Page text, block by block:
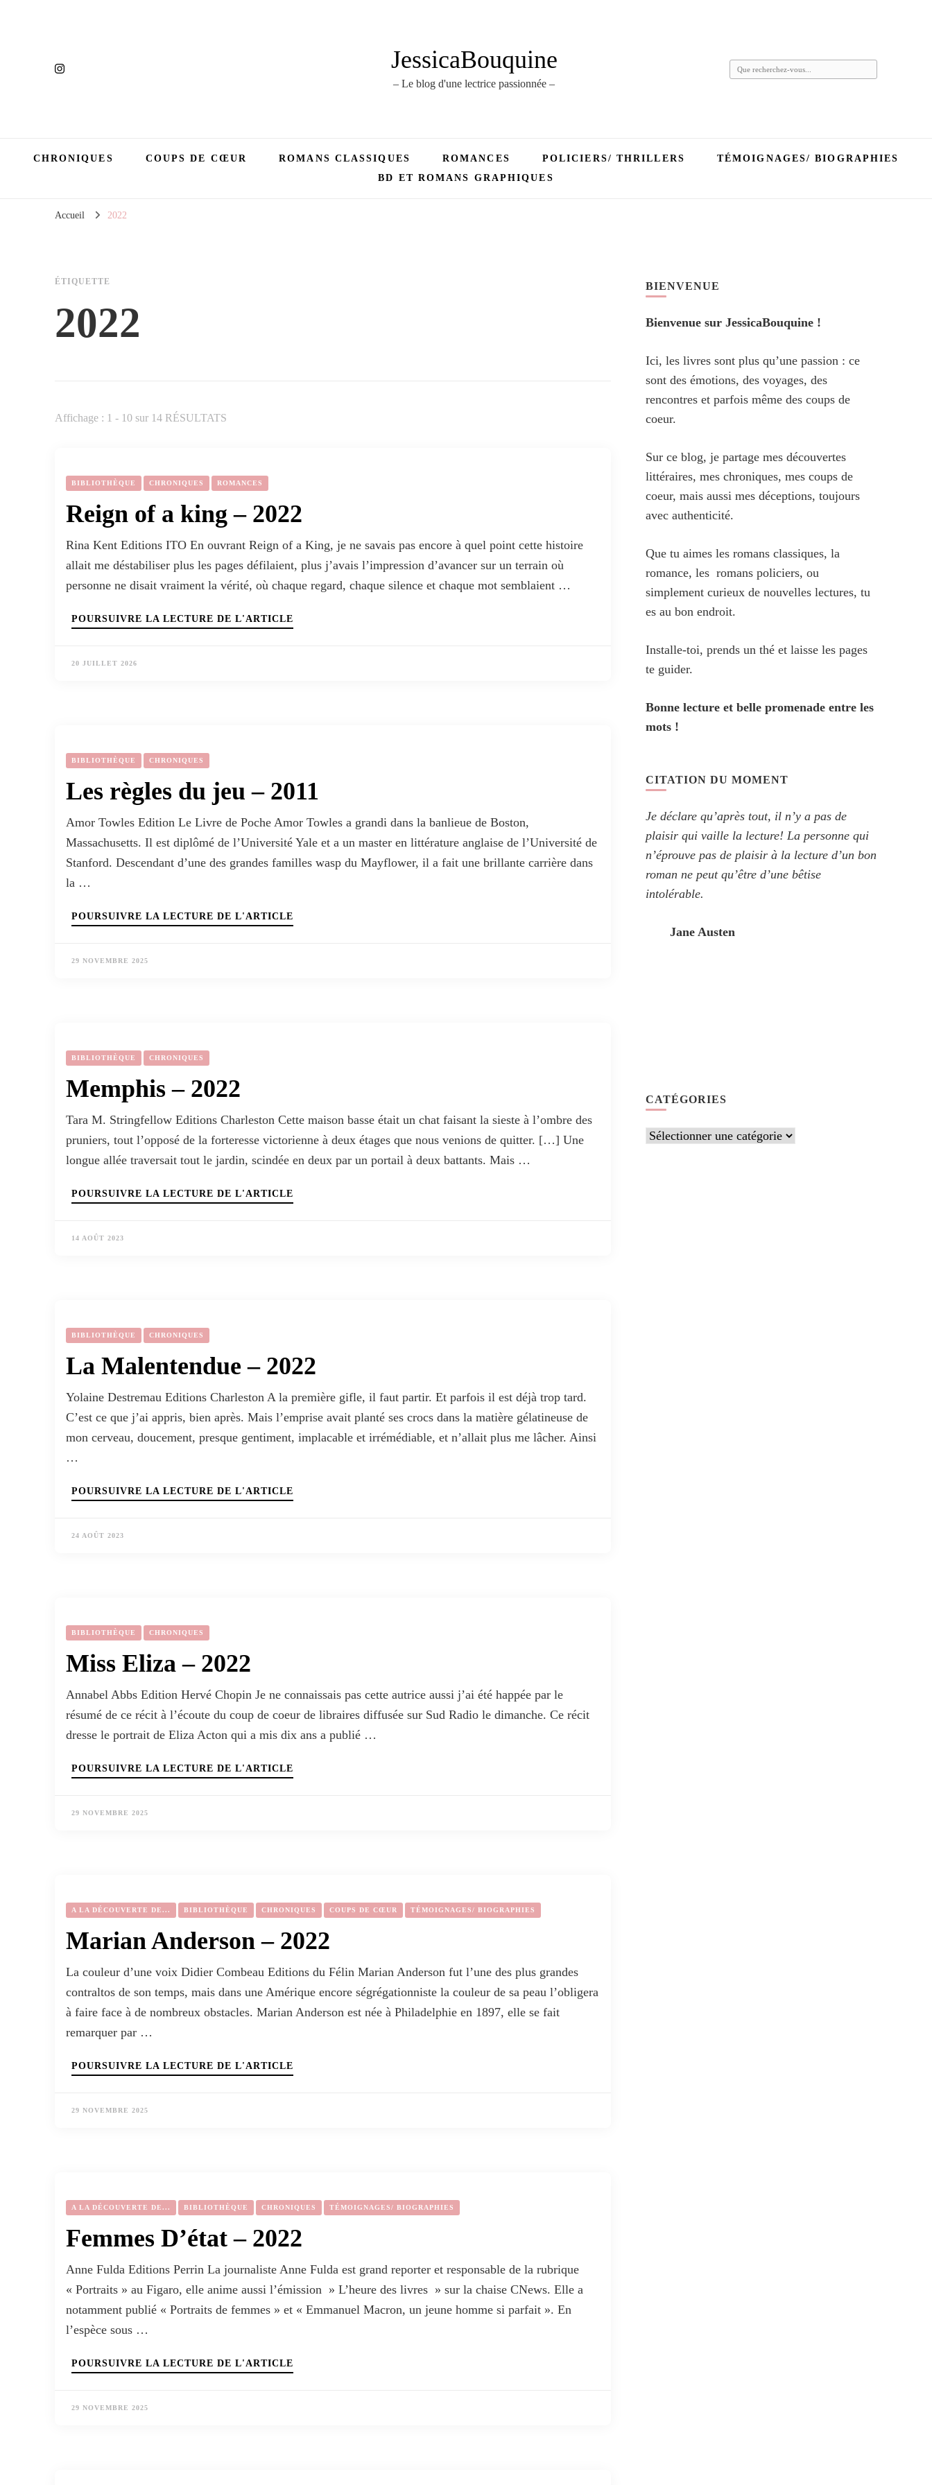
JessicaBouquine
– Le blog d'une lectrice passionnée –
Vous
CHRONIQUES COUPS DE CŒUR ROMANS CLASSIQUES ROMANCES POLICIERS/ THRILLERS
TÉMOIGNAGES/ BIOGRAPHIES
BD ET ROMANS GRAPHIQUES
Accueil 2022
ÉTIQUETTE
2022
Affichage : 1 - 10 sur 14 RÉSULTATS
BIBLIOTHÈQUE CHRONIQUES ROMANCES
Reign of a king – 2022
Rina Kent Editions ITO En ouvrant Reign of a King, je ne savais pas encore à quel point cette histoire
allait me déstabiliser plus les pages défilaient, plus j’avais l’impression d’avancer sur un terrain où
personne ne disait vraiment la vérité, où chaque regard, chaque silence et chaque mot semblaient …
POURSUIVRE LA LECTURE DE L'ARTICLE
20 JUILLET 2026
BIBLIOTHÈQUE CHRONIQUES
Les règles du jeu – 2011
Amor Towles Edition Le Livre de Poche Amor Towles a grandi dans la banlieue de Boston,
Massachusetts. Il est diplômé de l’Université Yale et a un master en littérature anglaise de l’Université de
Stanford. Descendant d’une des grandes familles wasp du Mayflower, il a fait une brillante carrière dans
la …
POURSUIVRE LA LECTURE DE L'ARTICLE
29 NOVEMBRE 2025
BIBLIOTHÈQUE CHRONIQUES
Memphis – 2022
Tara M. Stringfellow Editions Charleston Cette maison basse était un chat faisant la sieste à l’ombre des
pruniers, tout l’opposé de la forteresse victorienne à deux étages que nous venions de quitter. […] Une
longue allée traversait tout le jardin, scindée en deux par un portail à deux battants. Mais …
POURSUIVRE LA LECTURE DE L'ARTICLE
14 AOÛT 2023
BIBLIOTHÈQUE CHRONIQUES
La Malentendue – 2022
Yolaine Destremau Editions Charleston A la première gifle, il faut partir. Et parfois il est déjà trop tard.
C’est ce que j’ai appris, bien après. Mais l’emprise avait planté ses crocs dans la matière gélatineuse de
mon cerveau, doucement, presque gentiment, implacable et irrémédiable, et n’allait plus me lâcher. Ainsi
…
POURSUIVRE LA LECTURE DE L'ARTICLE
24 AOÛT 2023
BIBLIOTHÈQUE CHRONIQUES
Miss Eliza – 2022
Annabel Abbs Edition Hervé Chopin Je ne connaissais pas cette autrice aussi j’ai été happée par le
résumé de ce récit à l’écoute du coup de coeur de libraires diffusée sur Sud Radio le dimanche. Ce récit
dresse le portrait de Eliza Acton qui a mis dix ans a publié …
POURSUIVRE LA LECTURE DE L'ARTICLE
29 NOVEMBRE 2025
A LA DÉCOUVERTE DE... BIBLIOTHÈQUE CHRONIQUES COUPS DE CŒUR TÉMOIGNAGES/ BIOGRAPHIES
Marian Anderson – 2022
La couleur d’une voix Didier Combeau Editions du Félin Marian Anderson fut l’une des plus grandes
contraltos de son temps, mais dans une Amérique encore ségrégationniste la couleur de sa peau l’obligera
à faire face à de nombreux obstacles. Marian Anderson est née à Philadelphie en 1897, elle se fait
remarquer par …
POURSUIVRE LA LECTURE DE L'ARTICLE
29 NOVEMBRE 2025
A LA DÉCOUVERTE DE... BIBLIOTHÈQUE CHRONIQUES TÉMOIGNAGES/ BIOGRAPHIES
Femmes D’état – 2022
Anne Fulda Editions Perrin La journaliste Anne Fulda est grand reporter et responsable de la rubrique
« Portraits » au Figaro, elle anime aussi l’émission » L’heure des livres » sur la chaise CNews. Elle a
notamment publié « Portraits de femmes » et « Emmanuel Macron, un jeune homme si parfait ». En
l’espèce sous …
POURSUIVRE LA LECTURE DE L'ARTICLE
29 NOVEMBRE 2025
BIENVENUE
Bienvenue sur JessicaBouquine !
Ici, les livres sont plus qu’une passion : ce
sont des émotions, des voyages, des
rencontres et parfois même des coups de
coeur.
Sur ce blog, je partage mes découvertes
littéraires, mes chroniques, mes coups de
coeur, mais aussi mes déceptions, toujours
avec authenticité.
Que tu aimes les romans classiques, la
romance, les romans policiers, ou
simplement curieux de nouvelles lectures, tu
es au bon endroit.
Installe-toi, prends un thé et laisse les pages
te guider.
Bonne lecture et belle promenade entre les
mots !
CITATION DU MOMENT
Je déclare qu’après tout, il n’y a pas de
plaisir qui vaille la lecture! La personne qui
n’éprouve pas de plaisir à la lecture d’un bon
roman ne peut qu’être d’une bêtise
intolérable.
Jane Austen
CATÉGORIES
Catégories